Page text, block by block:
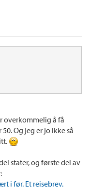
overkommelig å få
Og jeg er jo ikke så
stater, og første del av
i før. Et reisebrev.